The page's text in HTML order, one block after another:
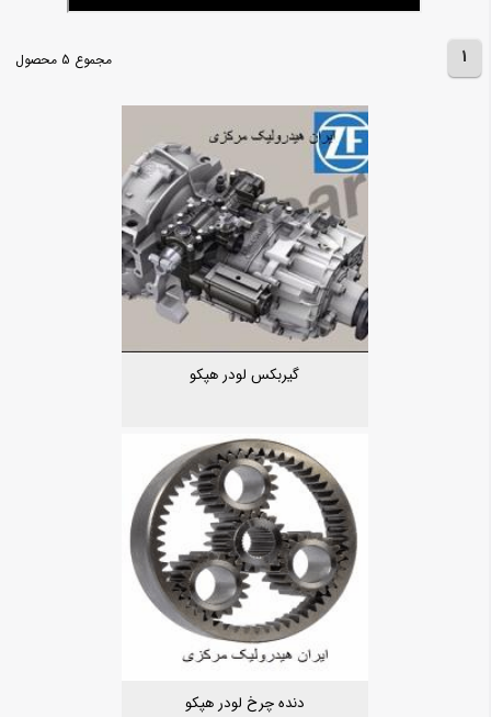
1 مجموع 5 محصول
گیربکس لودر هپکو
دنده چرخ لودر هپکو